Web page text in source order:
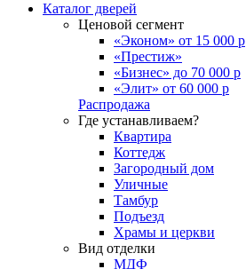
Каталог дверей
Ценовой сегмент
«Эконом» от 15 000 р
«Престиж»
«Бизнес» до 70 000 р
«Элит» от 60 000 р
Распродажа
Где устанавливаем?
Квартира
Коттедж
Загородный дом
Уличные
Тамбур
Подъезд
Храмы и церкви
Вид отделки
МДФ